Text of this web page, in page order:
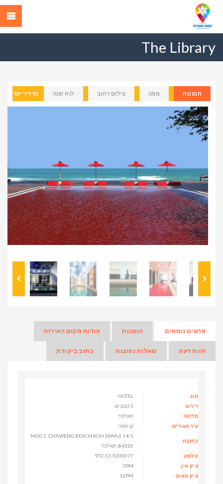
The Library
תמונות מפה צילום רחוב לוח שנה מדריך יעדים
Previous Next
פרטים נוספים הזמנות אודות מקום האירוח
חוות דעת שאלות נפוצות כתוב ביקורת
סוג:
HOTEL
דירוג:
5 כוכבים
מדינה:
תאילנד
עיר מגורים:
קו סמוי
כתובת:
14/1 MOO 2, CHAWENG BEACH KOH SAMUI
84320, תאילנד
טלפון:
972-52-5000077
צ'ק אין:
3PM
צ'ק אאוט:
12PM